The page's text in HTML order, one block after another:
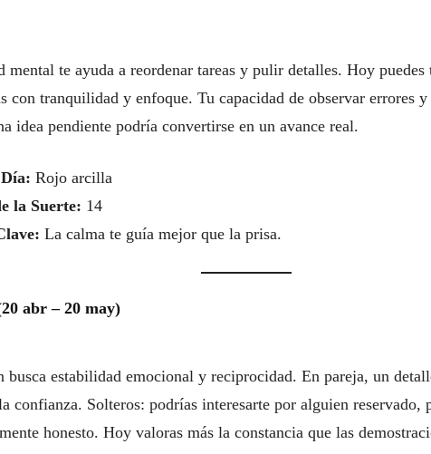
mental te ayuda a reordenar tareas y pulir detalles. Hoy puedes
con tranquilidad y enfoque. Tu capacidad de observar errores
idea pendiente podría convertirse en un avance real.
Rojo arcilla
la Suerte: 14
La calma te guía mejor que la prisa.
abr – 20 may)
busca estabilidad emocional y reciprocidad. En pareja, un
confianza. Solteros: podrías interesarte por alguien reservado,
honesto. Hoy valoras más la constancia que las